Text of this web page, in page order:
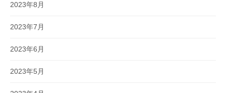
2023年8月
2023年7月
2023年6月
2023年5月